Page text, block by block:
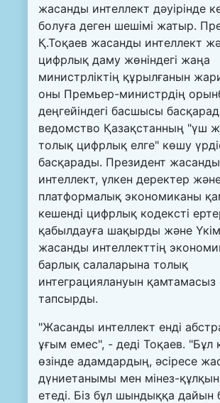
жасанды интеллект дәуірінде
болуға деген шешімі жатыр.
Қ.Тоқаев жасанды интеллект
цифрлық даму жөніндегі жаңа
министрліктің құрылғанын
оны Премьер-министрдің
деңгейіндегі басшысы
ведомство Қазақстанның "үш
толық цифрлық елге" көшу
басқарады. Президент жасанды
интеллект, үлкен деректер
платформалық экономиканы
кешенді цифрлық кодексті
қабылдауға шақырды және
жасанды интеллекттің
барлық салаларына толық
интеграциялануын қамтамасыз
тапсырды.
"Жасанды интеллект енді
ұғым емес", - деді Тоқаев. "Бұл
өзінде адамдардың, әсіресе
дүниетанымы мен мінез-
етеді. Біз бұл шындыққа